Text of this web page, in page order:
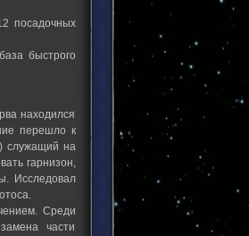
посадочных
быстрого
находился
перешло к
служащий на
гарнизон,
Исследовал
Среди
части